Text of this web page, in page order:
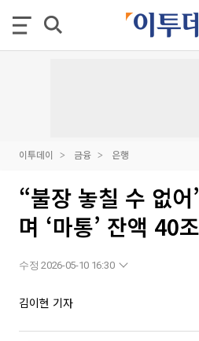
이투데이 금융 은행
“불장 놓칠 수 없
며 ‘마통’ 잔액 40
수정 2026-05-10 16:30
김이현 기자